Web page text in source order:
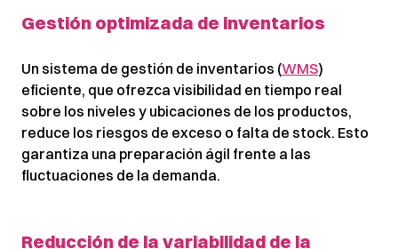
Gestión optimizada de inventarios
Un sistema de gestión de inventarios (WMS)
eficiente, que ofrezca visibilidad en tiempo real
sobre los niveles y ubicaciones de los productos,
reduce los riesgos de exceso o falta de stock. Esto
garantiza una preparación ágil frente a las
fluctuaciones de la demanda.
Reducción de la variabilidad de la